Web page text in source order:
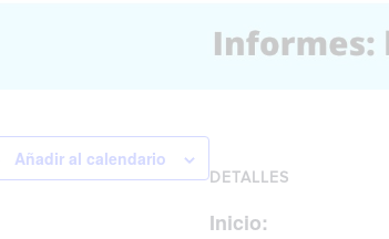
Añadir al calendario
DETALLES
Inicio: